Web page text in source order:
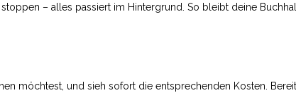
– alles passiert im Hintergrund. So bleibt deine
möchtest, und sieh sofort die entsprechenden Kosten.